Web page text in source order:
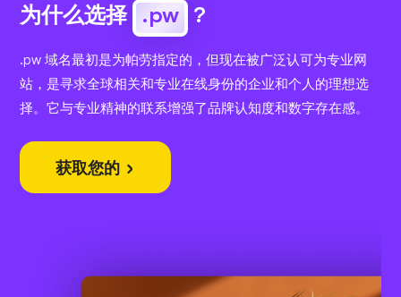
为什么选择 .pw ?
.pw 域名最初是为帕劳指定的，但现在被广泛认可为专业网
站，是寻求全球相关和专业在线身份的企业和个人的理想选
择。它与专业精神的联系增强了品牌认知度和数字存在感。
获取您的